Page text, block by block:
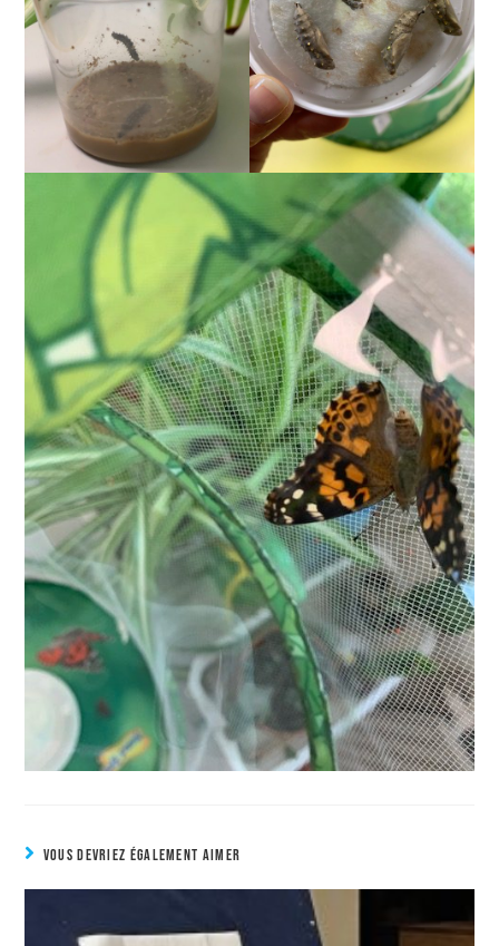
VOUS DEVRIEZ ÉGALEMENT AIMER